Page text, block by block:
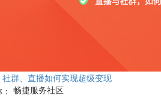
群、直播如何实现超级变现
畅捷服务社区